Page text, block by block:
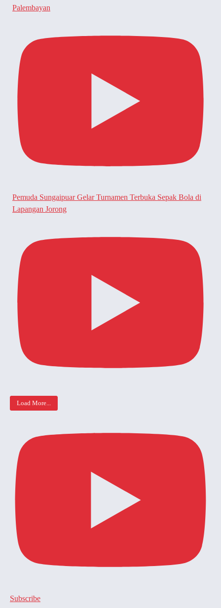
Palembayan
Pemuda Sungaipuar Gelar Turnamen Terbuka Sepak Bola di
Lapangan Jorong
Load More...
Subscribe